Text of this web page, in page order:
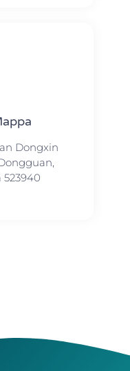
Dongxin